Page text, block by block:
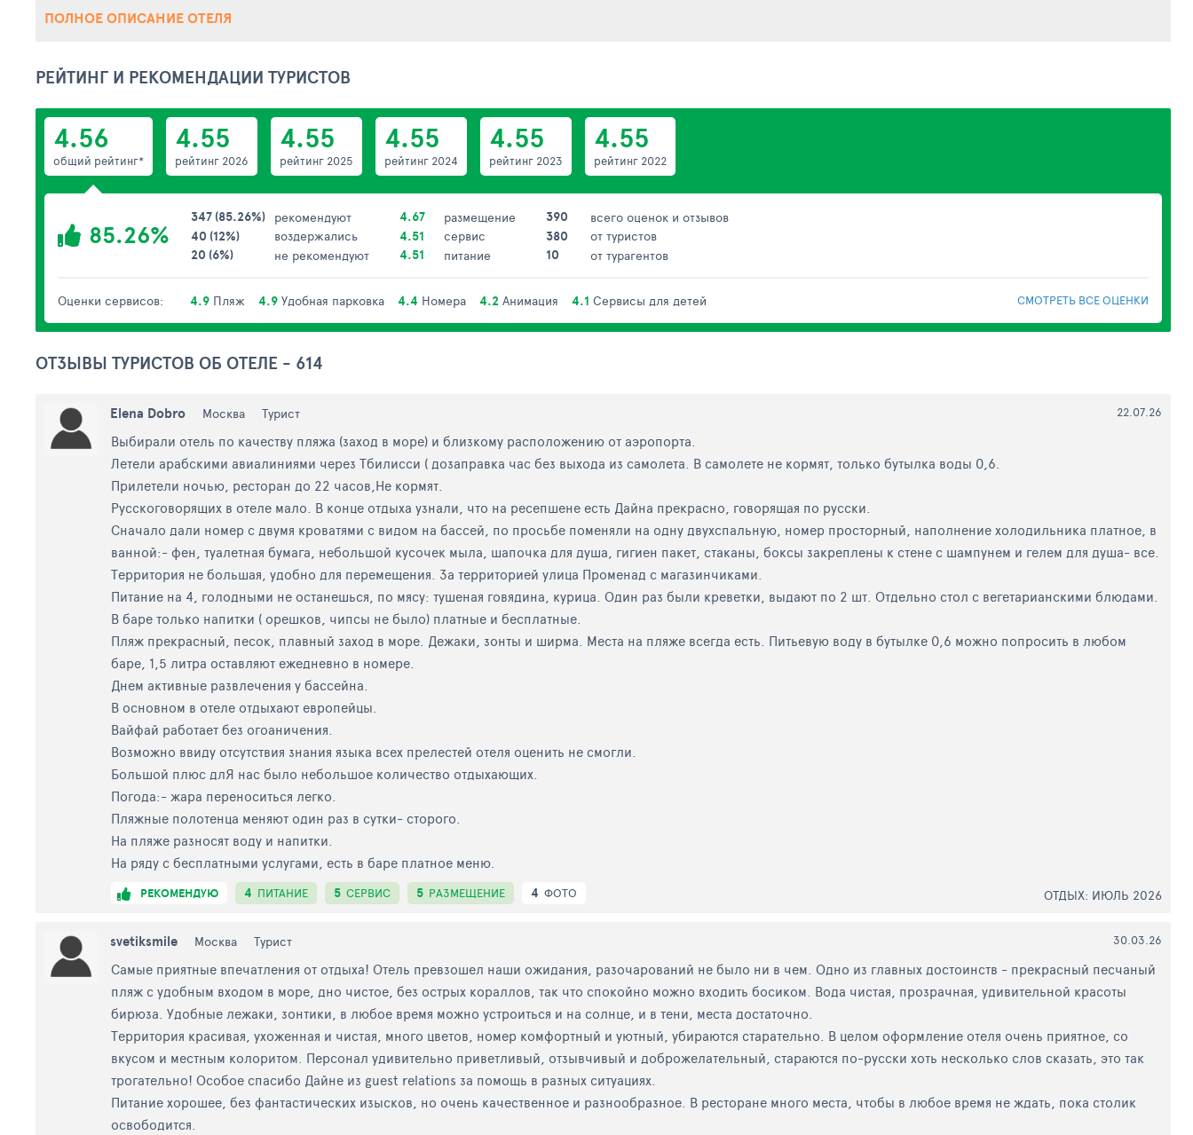
ПОЛНОЕ ОПИСАНИЕ ОТЕЛЯ
РЕЙТИНГ И РЕКОМЕНДАЦИИ ТУРИСТОВ
4.56
общий рейтинг*
4.55
рейтинг 2026
4.55
рейтинг 2025
4.55
рейтинг 2024
4.55
рейтинг 2023
4.55
рейтинг 2022
85.26%
347 (85.26%) рекомендуют
40 (12%) воздержались
20 (6%) не рекомендуют
4.67 размещение
4.51 сервис
4.51 питание
390 всего оценок и отзывов
380 от туристов
10 от турагентов
Оценки сервисов: 4.9 Пляж 4.9 Удобная парковка 4.4 Номера 4.2 Анимация 4.1 Сервисы для детей СМОТРЕТЬ ВСЕ ОЦЕНКИ
ОТЗЫВЫ ТУРИСТОВ ОБ ОТЕЛЕ - 614
Elena Dobro Москва Турист 22.07.26
Выбирали отель по качеству пляжа (заход в море) и близкому расположению от аэропорта.
Летели арабскими авиалиниями через Тбилисси ( дозаправка час без выхода из самолета. В самолете не кормят, только бутылка воды 0,6.
Прилетели ночью, ресторан до 22 часов,Не кормят.
Русскоговорящих в отеле мало. В конце отдыха узнали, что на ресепшене есть Дайна прекрасно, говорящая по русски.
Сначало дали номер с двумя кроватями с видом на бассей, по просьбе поменяли на одну двухспальную, номер просторный, наполнение холодильника платное, в
ванной:- фен, туалетная бумага, небольшой кусочек мыла, шапочка для душа, гигиен пакет, стаканы, боксы закреплены к стене с шампунем и гелем для душа- все.
Территория не большая, удобно для перемещения. За территорией улица Променад с магазинчиками.
Питание на 4, голодными не останешься, по мясу: тушеная говядина, курица. Один раз были креветки, выдают по 2 шт. Отдельно стол с вегетарианскими блюдами.
В баре только напитки ( орешков, чипсы не было) платные и бесплатные.
Пляж прекрасный, песок, плавный заход в море. Дежаки, зонты и ширма. Места на пляже всегда есть. Питьевую воду в бутылке 0,6 можно попросить в любом
баре, 1,5 литра оставляют ежедневно в номере.
Днем активные развлечения у бассейна.
В основном в отеле отдыхают европейцы.
Вайфай работает без огоаничения.
Возможно ввиду отсутствия знания языка всех прелестей отеля оценить не смогли.
Большой плюс длЯ нас было небольшое количество отдыхающих.
Погода:- жара переноситься легко.
Пляжные полотенца меняют один раз в сутки- сторого.
На пляже разносят воду и напитки.
На ряду с бесплатными услугами, есть в баре платное меню.
РЕКОМЕНДУЮ 4 ПИТАНИЕ 5 СЕРВИС 5 РАЗМЕЩЕНИЕ 4 ФОТО ОТДЫХ: ИЮЛЬ 2026
svetiksmile Москва Турист 30.03.26
Самые приятные впечатления от отдыха! Отель превзошел наши ожидания, разочарований не было ни в чем. Одно из главных достоинств - прекрасный песчаный
пляж с удобным входом в море, дно чистое, без острых кораллов, так что спокойно можно входить босиком. Вода чистая, прозрачная, удивительной красоты
бирюза. Удобные лежаки, зонтики, в любое время можно устроиться и на солнце, и в тени, места достаточно.
Территория красивая, ухоженная и чистая, много цветов, номер комфортный и уютный, убираются старательно. В целом оформление отеля очень приятное, со
вкусом и местным колоритом. Персонал удивительно приветливый, отзывчивый и доброжелательный, стараются по-русски хоть несколько слов сказать, это так
трогательно! Особое спасибо Дайне из guest relations за помощь в разных ситуациях.
Питание хорошее, без фантастических изысков, но очень качественное и разнообразное. В ресторане много места, чтобы в любое время не ждать, пока столик
освободится.